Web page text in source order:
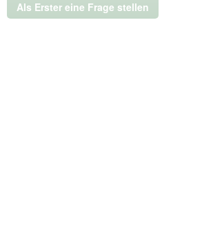
ein
modales
Als Erster eine Frage stellen